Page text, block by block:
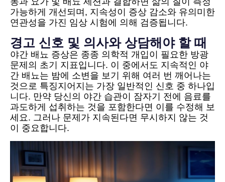
가능하게 개선되며, 지속성이 증상 감소와 유의미한
연관성을 가진 임상 시험에 의해 검증됩니다.
경고 신호 및 의사와 상담해야 할 때
야간 배뇨 증상은 종종 의학적 개입이 필요한 방광
문제의 초기 지표입니다. 이 중에서도 지속적인 야
간 배뇨는 밤에 소변을 보기 위해 여러 번 깨어나는
것으로 특징지어지는 가장 일반적인 신호 중 하나입
니다. 만약 당신의 야간 습관이 잠자기 전에 음료를
과도하게 섭취하는 것을 포함한다면 이를 수정해 보
세요. 그러나 문제가 지속된다면 무시하지 않는 것
이 중요합니다.